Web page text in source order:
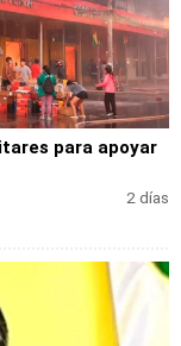
para apoyar
2 días